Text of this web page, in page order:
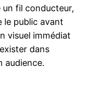
un fil conducteur,
le public avant
visuel immédiat
dans
audience.